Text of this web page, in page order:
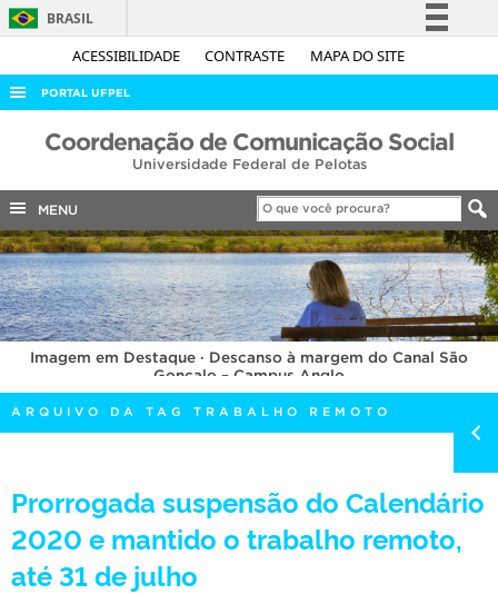
ACESSIBILIDADE CONTRASTE MAPA DO SITE
BRASIL
Simplifique!
Acesso à informação
Legislação
Canais
PORTAL UFPEL
ACESSO À INFORMAÇÃO
COBALTO
CONCURSOS
EDITAIS
INTERNACIONAL
OUVIDORIA
PORTARIAS
TELEFONES
Coordenação de Comunicação Social
Universidade Federal de Pelotas
MENU
Imagem em Destaque · Descanso à margem do Canal São
Gonçalo – Campus Anglo
ARQUIVO DA TAG TRABALHO REMOTO
Prorrogada suspensão do Calendário
2020 e mantido o trabalho remoto,
até 31 de julho